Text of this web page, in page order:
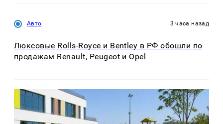
Авто 3 часа назад
Люксовые Rolls-Royce и Bentley в РФ обошли по
продажам Renault, Peugeot и Opel